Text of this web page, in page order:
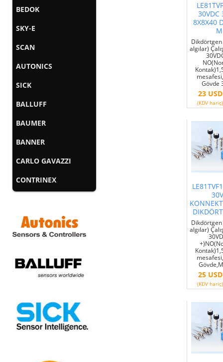
BEDOK
SKY-E
SCAN
AUTONICS
SICK
BALLUFF
BAUMER
BANNER
CARLO GAVAZZI
CONTRINEX
30VDC
8X8X40
algılar)
Gövde
23 USD
(KDV hariç)
algılar)
25 USD
(KDV hariç)